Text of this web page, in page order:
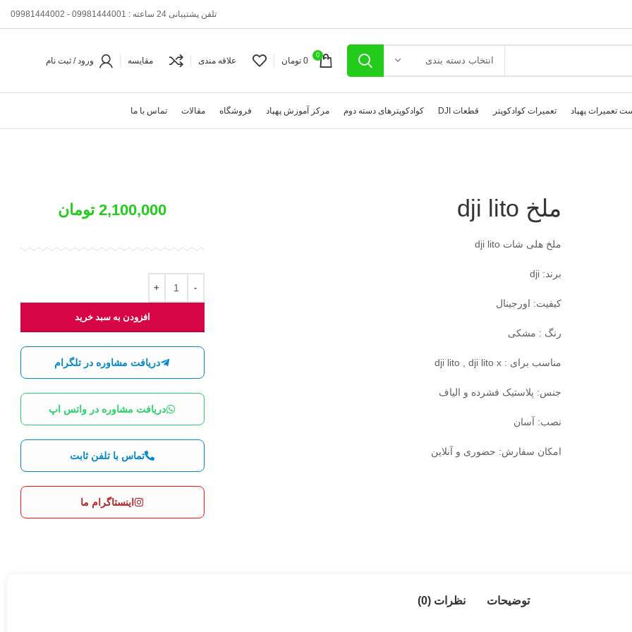
تلفن پشتیبانی 24 ساعته : 09981444001 - 09981444002
انتخاب دسته بندی 0
0 تومان علاقه مندی مقایسه ورود / ثبت نام
تعمیرات پهپاد تعمیرات کوادکوپتر قطعات DJI کوادکوپترهای دسته دوم مرکز آموزش پهپاد فروشگاه مقالات تماس با ما
ملخ dji lito
ملخ هلی شات dji lito
برند: dji
کیفیت: اورجینال
رنگ : مشکی
مناسب برای : dji lito , dji lito x
جنس: پلاستیک فشرده و الیاف
نصب: آسان
امکان سفارش: حضوری و آنلاین
2,100,000 تومان
افزودن به سبد خرید
دریافت مشاوره در تلگرام
دریافت مشاوره در واتس اپ
تماس با تلفن ثابت
اینستاگرام ما
توضیحات نظرات (0)